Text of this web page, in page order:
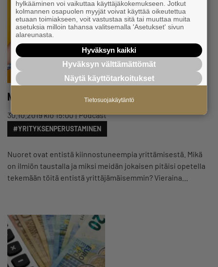
Nuori yrittäjä, asiaa sinulle!
30.10.2019 klo 15:00 Podcast
#YRITYKSENPERUSTAMINEN
Nuoret ovat entistä kiinnostuneempia yrittämisestä. Mikä
on ilmiön taustalla ja miksi meidän jokaisen pitäisi opetella
tekemään töitä entistä yrittäjämäisemmin? Vieraina…
hylkääminen voi vaikuttaa käyttäjäkokemukseen. Jotkut
kolmannen osapuolen myyjät voivat käyttää oikeutettua
etuaan toimiakseen, voit vastustaa sitä tai muuttaa muita
asetuksia milloin tahansa valitsemalla 'Asetukset' sivun
alareunasta.
Hyväksyn kaikki
Hyväksyn välttämättömät
Näytä käyttötarkoitukset
Tietosuojakäytäntö